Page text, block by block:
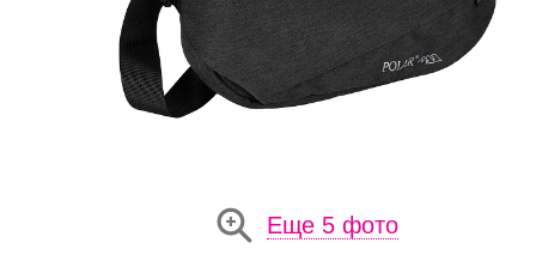
Еще 5 фото